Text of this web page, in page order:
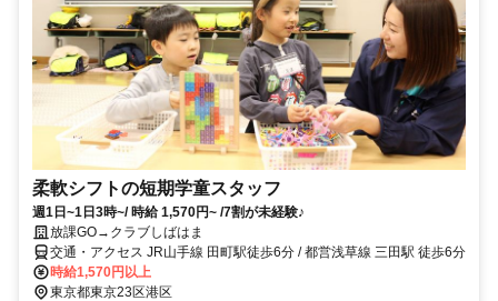
柔軟シフトの短期学童スタッフ
週1日~1日3時~/ 時給 1,570円~ /7割が未経験♪
放課GO→クラブしばはま
交通・アクセス JR山手線 田町駅徒歩6分 / 都営浅草線 三田駅 徒歩6分
時給1,570円以上
東京都東京23区港区